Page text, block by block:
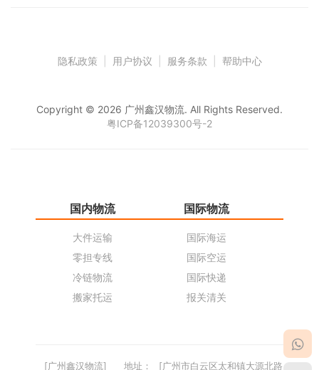
隐私政策 用户协议 服务条款 帮助中心
Copyright © 2026 广州鑫汉物流. All Rights Reserved.
粤ICP备12039300号-2
国内物流
大件运输
零担专线
冷链物流
搬家托运
国际物流
国际海运
国际空运
国际快递
报关清关
[广州鑫汉物流] 地址： [广州市白云区太和镇大源北路